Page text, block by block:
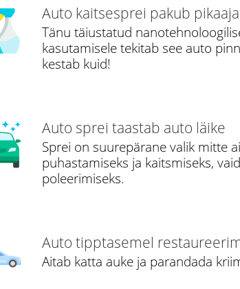
Auto kaitsesprei pakub
Tänu täiustatud
kasutamisele tekitab see auto
kestab kuid!
Auto sprei taastab auto läike
Sprei on suurepärane valik mitte
puhastamiseks ja kaitsmiseks,
poleerimiseks.
Auto tipptasemel
Aitab katta auke ja parandada